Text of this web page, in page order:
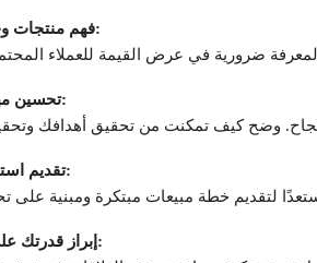
1. فهم منتجات وخدمات الشركة:
2. تحسين مهارات التفاوض:
3. تقديم استراتيجية مبيعات:
4. إبراز قدرتك على بناء العلاقات: